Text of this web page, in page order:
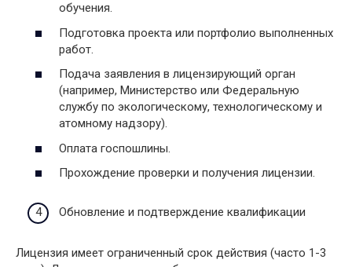
обучения.
Подготовка проекта или портфолио выполненных
работ.
Подача заявления в лицензирующий орган
(например, Министерство или Федеральную
службу по экологическому, технологическому и
атомному надзору).
Оплата госпошлины.
Прохождение проверки и получения лицензии.
Обновление и подтверждение квалификации
Лицензия имеет ограниченный срок действия (часто 1-3